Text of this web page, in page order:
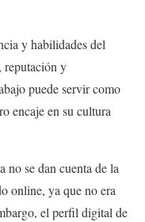
y habilidades del
, reputación y
puede servir como
encaje en su cultura
no se dan cuenta de la
online, ya que no era
el perfil digital de